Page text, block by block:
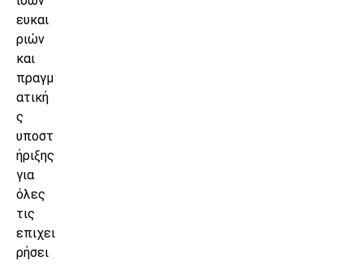
ευκαι
ριών
και
πραγμ
ατική
ς
υποστ
ήριξης
για
όλες
τις
επιχει
ρήσει